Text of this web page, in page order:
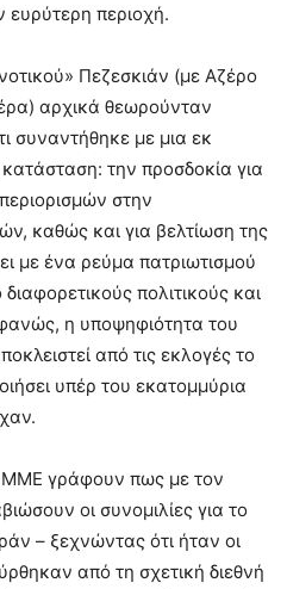
ευρύτερη περιοχή.
Πεζεσκιάν (με Αζέρο
αρχικά θεωρούνταν
συναντήθηκε με μια εκ
την προσδοκία για
στην
καθώς και για βελτίωση της
με ένα ρεύμα πατριωτισμού
πολιτικούς και
η υποψηφιότητα του
από τις εκλογές το
υπέρ του εκατομμύρια
ΜΜΕ γράφουν πως με τον
οι συνομιλίες για το
– ξεχνώντας ότι ήταν οι
από τη σχετική διεθνή